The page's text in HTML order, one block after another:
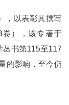
，以表彰其撰写
），该专著于
丛书第115至117
的影响，至今仍